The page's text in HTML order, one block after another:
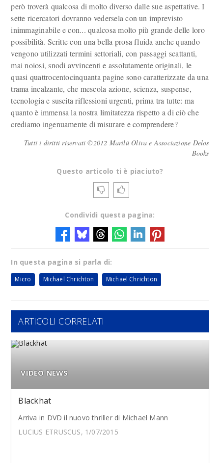
però troverà qualcosa di molto diverso dalle sue aspettative. I
sette ricercatori dovranno vedersela con un imprevisto
inimmaginabile e con... qualcosa molto più grande delle loro
possibilità. Scritte con una bella prosa fluida anche quando
vengono utilizzati termini settoriali, con passaggi scattanti,
mai noiosi, snodi avvincenti e assolutamente originali, le
quasi quattrocentocinquanta pagine sono caratterizzate da una
trama incalzante, che mescola azione, scienza, suspense,
tecnologia e suscita riflessioni urgenti, prima tra tutte: ma
quanto è immensa la nostra limitatezza rispetto a di ciò che
crediamo ingenuamente di misurare e comprendere?
Tutti i diritti riservati ©2012 Marilù Oliva e Associazione Delos
Books
Questo articolo ti è piaciuto?
Condividi questa pagina:
In questa pagina si parla di:
Micro Michael Chrichton Michael Chrichton
ARTICOLI CORRELATI
VIDEO NEWS
Blackhat
Arriva in DVD il nuovo thriller di Michael Mann
LUCIUS ETRUSCUS, 1/07/2015